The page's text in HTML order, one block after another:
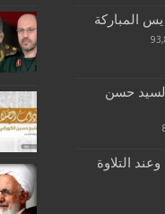
المباركة
حسن
التلاوة